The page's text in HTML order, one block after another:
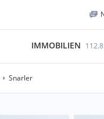
IMMOBILIEN
Snarler